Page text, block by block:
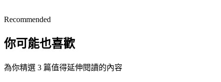
Recommended
你可能也喜歡
為你精選 3 篇值得延伸閱讀的內容